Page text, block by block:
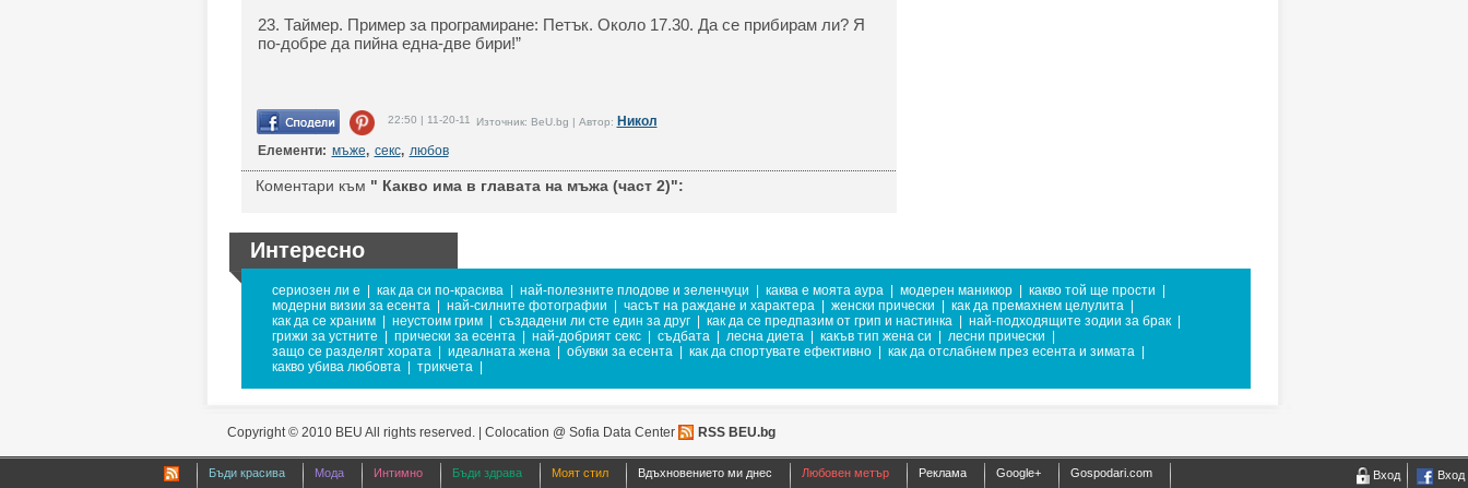
23. Таймер. Пример за програмиране: Петък. Около 17.30. Да се прибирам ли? Я
по-добре да пийна една-две бири!”
22:50 | 11-20-11 Източник: BeU.bg | Автор: Никол
Елементи: мъже, секс, любов
Коментари към " Какво има в главата на мъжа (част 2)":
Интересно
сериозен ли е как да си по-красива най-полезните плодове и зеленчуци каква е моята аура модерен маникюр какво той ще прости
модерни визии за есента
най-силните фотографии часът на раждане и характера женски прически как да премахнем целулита
как да се храним
неустоим грим създадени ли сте един за друг как да се предпазим от грип и настинка най-подходящите зодии за брак
грижи за устните
прически за есента най-добрият секс съдбата лесна диета какъв тип жена си лесни прически
защо се разделят хората
идеалната жена обувки за есента как да спортувате ефективно как да отслабнем през есента и зимата
какво убива любовта
трикчета
Copyright © 2010 BEU All rights reserved. | Colocation @ Sofia Data Center RSS BEU.bg
Бъди красива Мода Интимно Бъди здрава Моят стил Вдъхновението ми днес Любовен метър Реклама Google+ Gospodari.com Вход Вход